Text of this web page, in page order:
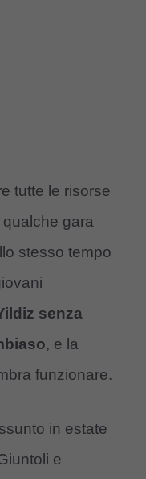
tutte le risorse
gara
stesso tempo
senza
, e la
funzionare.
in estate
e